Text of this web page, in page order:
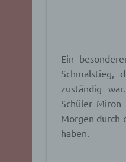
Ein
Schmalstieg,
zuständig
Schüler
Morgen durch
haben.